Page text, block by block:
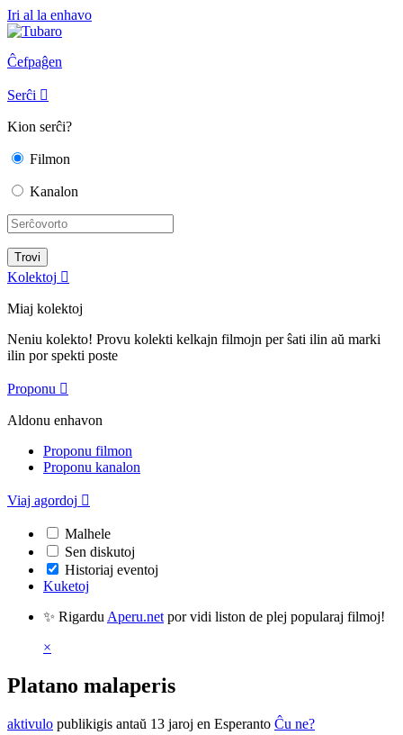
Iri al la enhavo
Ĉefpaĝen
Serĉi 
Kion serĉi?
Filmon
Kanalon
Kolektoj 
Miaj kolektoj
Neniu kolekto! Provu kolekti kelkajn filmojn per ŝati ilin aŭ marki
ilin por spekti poste
Proponu 
Aldonu enhavon
Proponu filmon
Proponu kanalon
Viaj agordoj 
Malhele
Sen diskutoj
Historiaj eventoj
Kuketoj
✨ Rigardu Aperu.net por vidi liston de plej popularaj filmoj!
×
Platano malaperis
aktivulo publikigis antaŭ 13 jaroj en Esperanto Ĉu ne?